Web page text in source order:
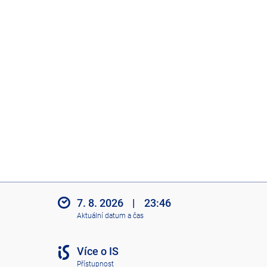
7. 8. 2026 | 23:46
Aktuální datum a čas
Více o IS
Přístupnost